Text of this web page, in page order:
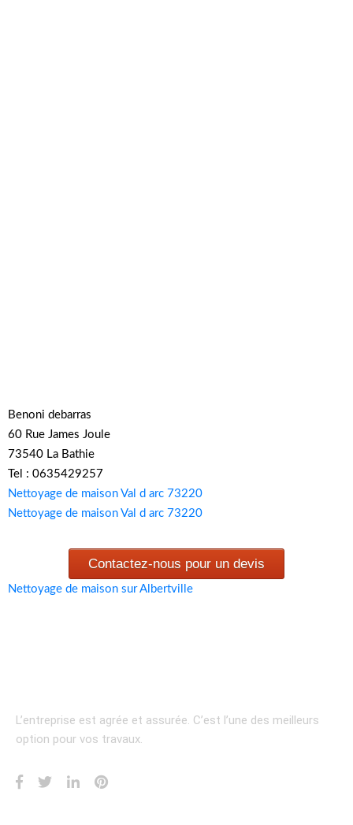
Benoni debarras
60 Rue James Joule
73540 La Bathie
Tel : 0635429257
Nettoyage de maison Val d arc 73220
Nettoyage de maison Val d arc 73220
Contactez-nous pour un devis
Nettoyage de maison sur Albertville
L’entreprise est agrée et assurée. C’est l’une des meilleurs
option pour vos travaux.